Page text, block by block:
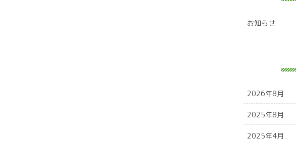
お知らせ
2026年8月
2025年8月
2025年4月